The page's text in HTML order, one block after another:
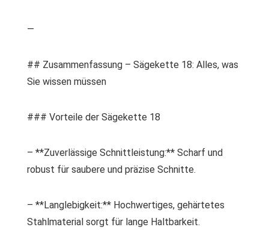
—
## Zusammenfassung – Sägekette 18: Alles, was
Sie wissen müssen
### Vorteile der Sägekette 18
– **Zuverlässige Schnittleistung:** Scharf und
robust für saubere und präzise Schnitte.
– **Langlebigkeit:** Hochwertiges, gehärtetes
Stahlmaterial sorgt für lange Haltbarkeit.